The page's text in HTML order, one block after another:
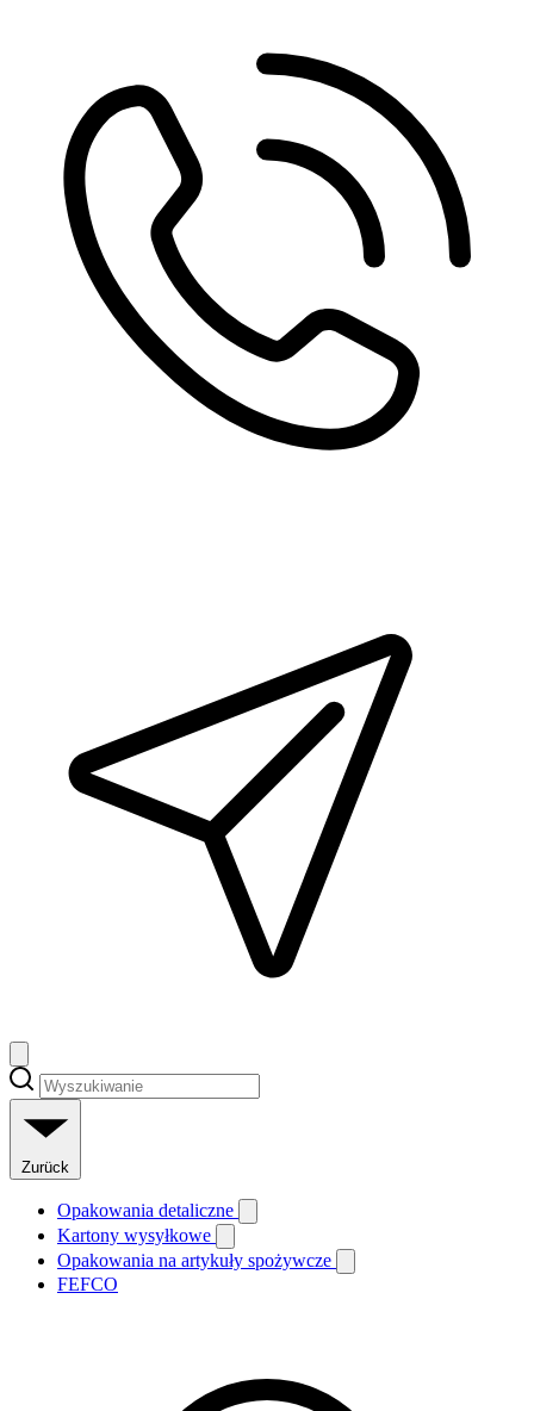
Zurück
Opakowania detaliczne
Kartony wysyłkowe
Opakowania na artykuły spożywcze
FEFCO